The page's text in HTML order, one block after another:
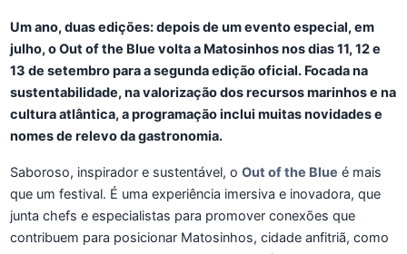
Um ano, duas edições: depois de um evento especial, em
julho, o Out of the Blue volta a Matosinhos nos dias 11, 12 e
13 de setembro para a segunda edição oficial. Focada na
sustentabilidade, na valorização dos recursos marinhos e na
cultura atlântica, a programação inclui muitas novidades e
nomes de relevo da gastronomia.
Saboroso, inspirador e sustentável, o Out of the Blue é mais
que um festival. É uma experiência imersiva e inovadora, que
junta chefs e especialistas para promover conexões que
contribuem para posicionar Matosinhos, cidade anfitriã, como